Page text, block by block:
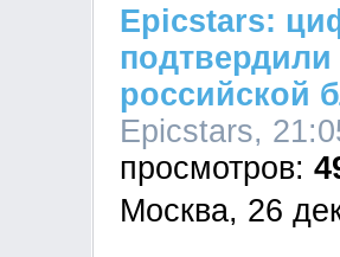
Epicstars:
российской
Epicstars,
Москва, 26